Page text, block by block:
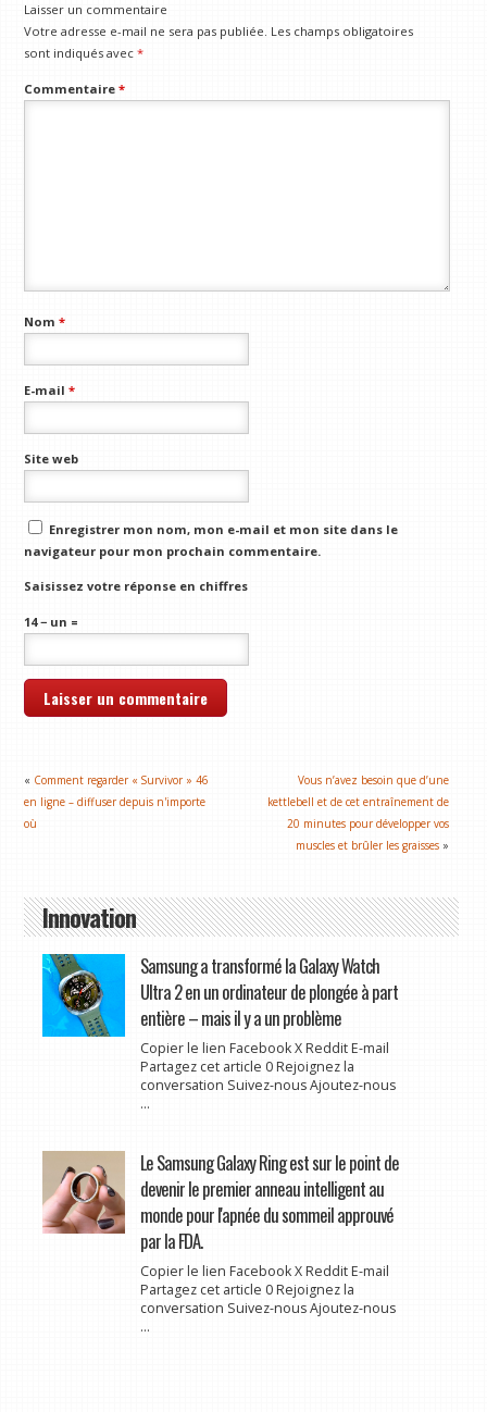
Laisser un commentaire
Votre adresse e-mail ne sera pas publiée. Les champs obligatoires
sont indiqués avec*
Commentaire*
Nom*
E-mail*
Site web
Enregistrer mon nom, mon e-mail et mon site dans le
navigateur pour mon prochain commentaire.
Saisissez votre réponse en chiffres
14 − un =
« Comment regarder « Survivor » 46
en ligne – diffuser depuis n'importe
où
Vous n’avez besoin que d’une
kettlebell et de cet entraînement de
20 minutes pour développer vos
muscles et brûler les graisses »
Innovation
Samsung a transformé la Galaxy Watch
Ultra 2 en un ordinateur de plongée à part
entière – mais il y a un problème
Copier le lien Facebook X Reddit E-mail
Partagez cet article 0 Rejoignez la
conversation Suivez-nous Ajoutez-nous
...
Le Samsung Galaxy Ring est sur le point de
devenir le premier anneau intelligent au
monde pour l'apnée du sommeil approuvé
par la FDA.
Copier le lien Facebook X Reddit E-mail
Partagez cet article 0 Rejoignez la
conversation Suivez-nous Ajoutez-nous
...